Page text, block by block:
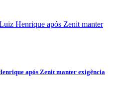
após Zenit manter exigência